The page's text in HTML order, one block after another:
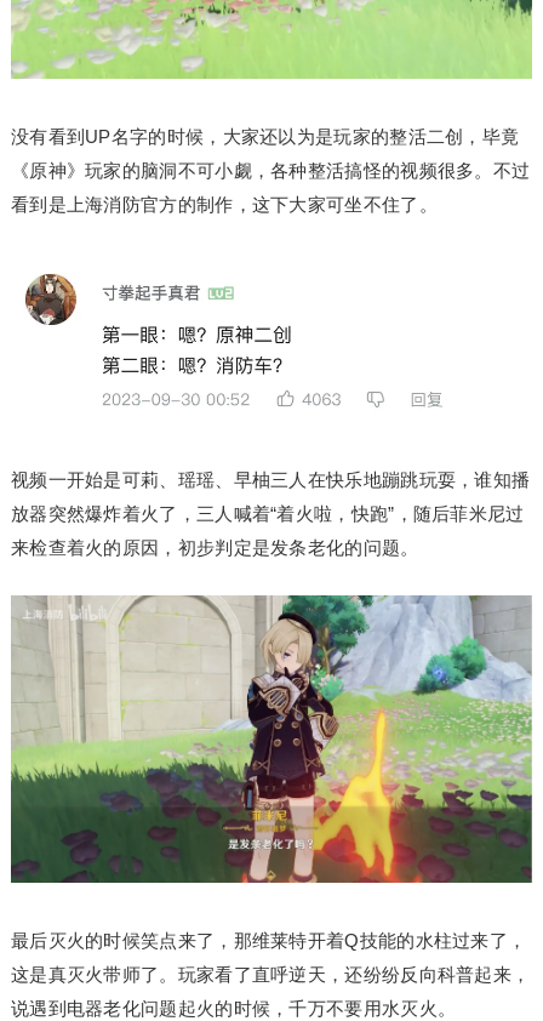
没有看到UP名字的时候，大家还以为是玩家的整活二创，毕竟
《原神》玩家的脑洞不可小觑，各种整活搞怪的视频很多。不过
看到是上海消防官方的制作，这下大家可坐不住了。
视频一开始是可莉、瑶瑶、早柚三人在快乐地蹦跳玩耍，谁知播
放器突然爆炸着火了，三人喊着“着火啦，快跑”，随后菲米尼过
来检查着火的原因，初步判定是发条老化的问题。
最后灭火的时候笑点来了，那维莱特开着Q技能的水柱过来了，
这是真灭火带师了。玩家看了直呼逆天，还纷纷反向科普起来，
说遇到电器老化问题起火的时候，千万不要用水灭火。